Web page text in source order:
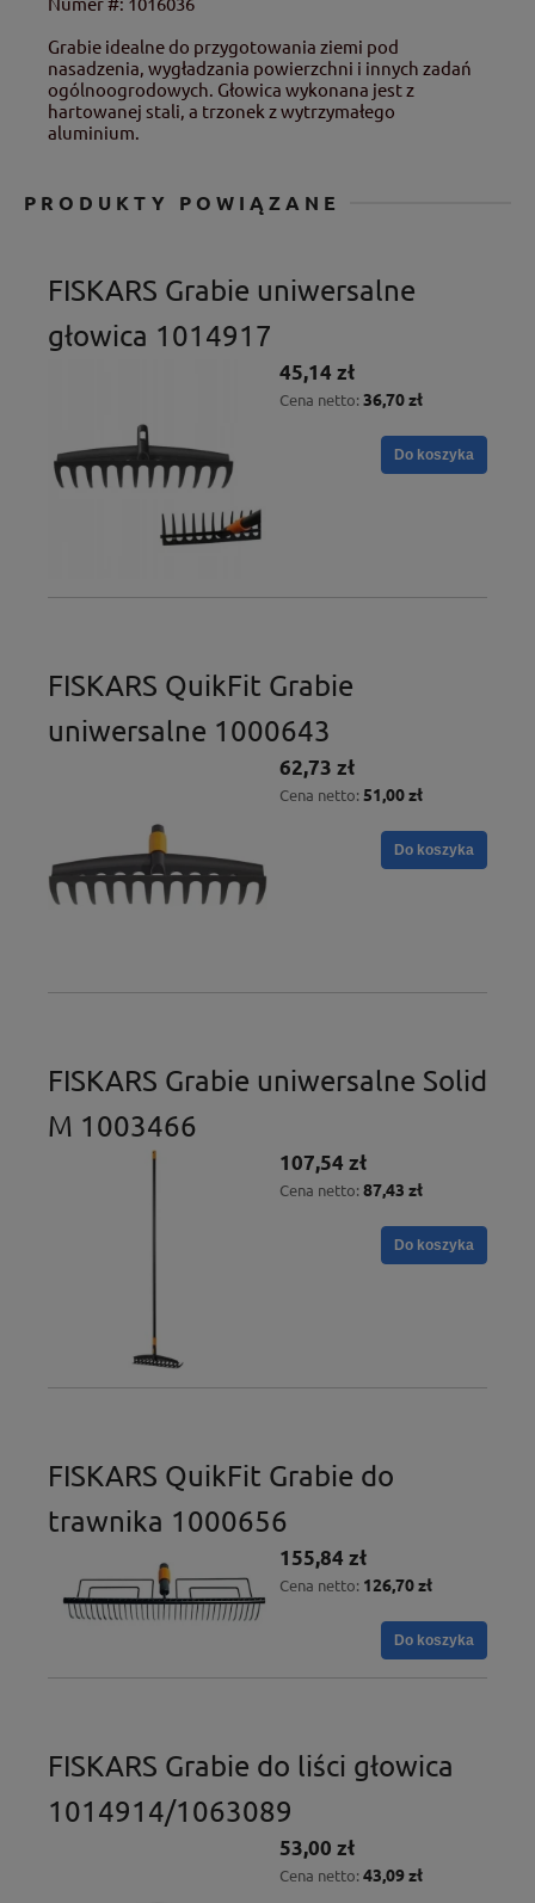
Grabie idealne do przygotowania ziemi pod
nasadzenia, wygładzania powierzchni i innych zadań
ogólnoogrodowych. Głowica wykonana jest z
hartowanej stali, a trzonek z wytrzymałego
aluminium.
PRODUKTY POWIĄZANE
FISKARS Grabie uniwersalne
głowica 1014917
45,14 zł
Cena netto: 36,70 zł
Do koszyka
FISKARS QuikFit Grabie
uniwersalne 1000643
62,73 zł
Cena netto: 51,00 zł
Do koszyka
FISKARS Grabie uniwersalne Solid
M 1003466
107,54 zł
Cena netto: 87,43 zł
Do koszyka
FISKARS QuikFit Grabie do
trawnika 1000656
155,84 zł
Cena netto: 126,70 zł
Do koszyka
FISKARS Grabie do liści głowica
1014914/1063089
53,00 zł
Cena netto: 43,09 zł